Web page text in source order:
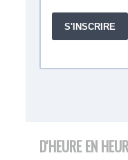
D'HEURE EN